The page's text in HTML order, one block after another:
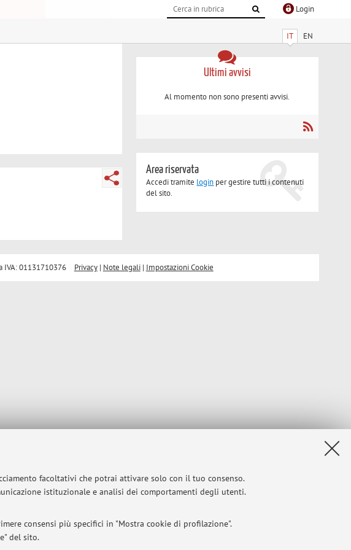
facoltativi che potrai attivare solo con il tuo consenso.
istituzionale e analisi dei comportamenti degli utenti.
consensi più specifici in "Mostra cookie di profilazione".
del sito.
Login
IT EN
Ultimi avvisi
Al momento non sono presenti avvisi.
Area riservata
Accedi tramite login per gestire tutti i contenuti
del sito.
IVA: 01131710376 Privacy| Note legali| Impostazioni Cookie